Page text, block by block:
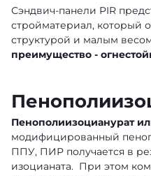
Сэндвич-панели PIR
стройматериал, который
структурой и малым
преимущество -
Пенополиизоцианурат
модифицированный
ППУ, ПИР получается в
изоцианата. При этом